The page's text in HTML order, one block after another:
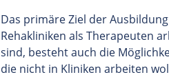
Das primäre Ziel der
Rehakliniken als Therapeuten
sind, besteht auch die
die nicht in Kliniken arbeiten